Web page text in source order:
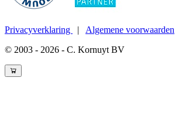
Privacyverklaring | Algemene voorwaarden
© 2003 - 2026 - C. Kornuyt BV